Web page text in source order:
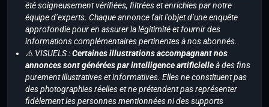
été soigneusement vérifiées, filtrées et enrichies par notre
équipe d’experts. Chaque annonce fait l’objet d’une enquête
approfondie pour en assurer la légitimité et fournir des
informations complémentaires pertinentes à nos abonnés.
⚠️ VISUELS :Certaines illustrations accompagnant nos
annonces sont générées par intelligence artificielleà des fins
purement illustratives et informatives. Elles ne constituent pas
des photographies réelles et ne prétendent pas représenter
fidèlement les personnes mentionnées ni des supports